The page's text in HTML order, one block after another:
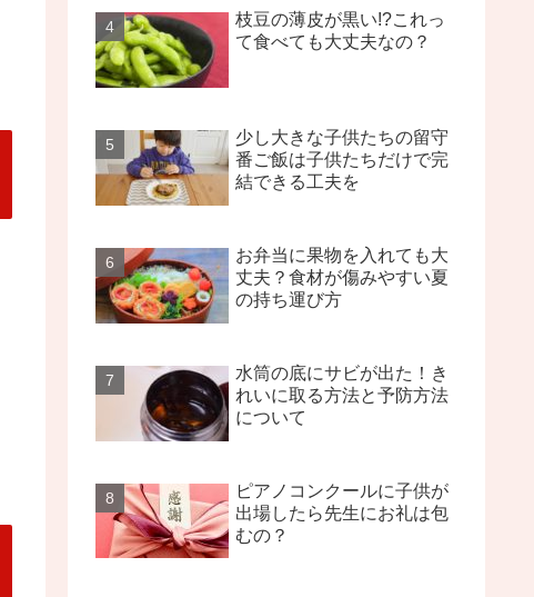
枝豆の薄皮が黒い!?これっ
て食べても大丈夫なの？
少し大きな子供たちの留守
番ご飯は子供たちだけで完
結できる工夫を
お弁当に果物を入れても大
丈夫？食材が傷みやすい夏
の持ち運び方
水筒の底にサビが出た！き
れいに取る方法と予防方法
について
ピアノコンクールに子供が
出場したら先生にお礼は包
むの？